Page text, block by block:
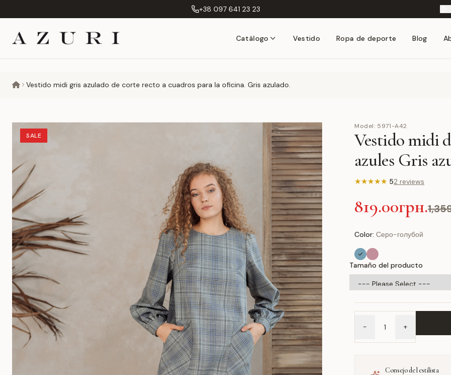
+38 097 641 23 23
Catálogo Vestido Ropa de deporte Blog
Vestido midi gris azulado de corte recto a cuadros para la oficina. Gris azulado.
SALE
Model: 5971-A42
Vestido midi
azules Gris
★★★★★ 52 reviews
819.00грн.
Color: Серо-голубой
Tamaño del producto
- +
Consejo del estilista